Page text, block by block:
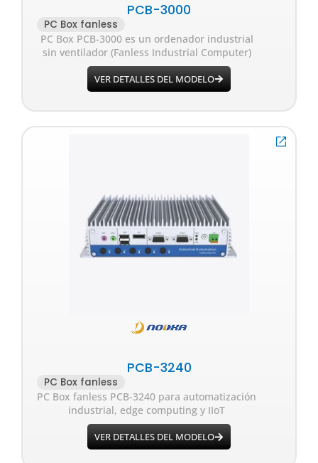
PCB-3000
PC Box fanless
PC Box PCB-3000 es un ordenador industrial
sin ventilador (Fanless Industrial Computer)
VER DETALLES DEL MODELO
PCB-3240
PC Box fanless
PC Box fanless PCB-3240 para automatización
industrial, edge computing y IIoT
VER DETALLES DEL MODELO